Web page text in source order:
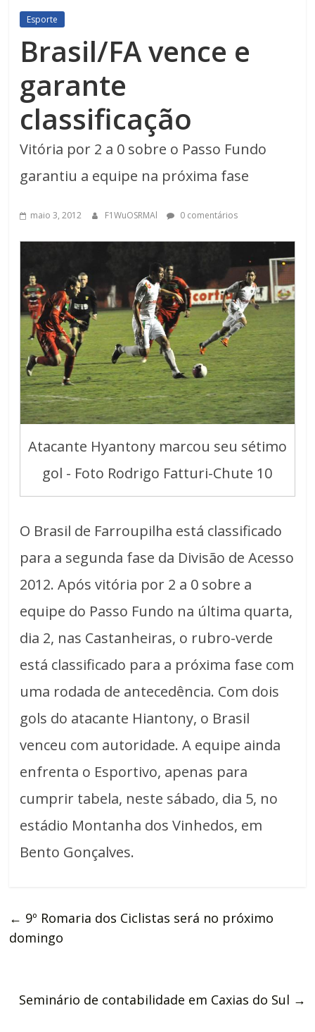
Esporte
Brasil/FA vence e
garante
classificação
Vitória por 2 a 0 sobre o Passo Fundo
garantiu a equipe na próxima fase
maio 3, 2012 F1WuOSRMAl 0 comentários
Atacante Hyantony marcou seu sétimo
gol - Foto Rodrigo Fatturi-Chute 10
O Brasil de Farroupilha está classificado
para a segunda fase da Divisão de Acesso
2012. Após vitória por 2 a 0 sobre a
equipe do Passo Fundo na última quarta,
dia 2, nas Castanheiras, o rubro-verde
está classificado para a próxima fase com
uma rodada de antecedência. Com dois
gols do atacante Hiantony, o Brasil
venceu com autoridade. A equipe ainda
enfrenta o Esportivo, apenas para
cumprir tabela, neste sábado, dia 5, no
estádio Montanha dos Vinhedos, em
Bento Gonçalves.
← 9º Romaria dos Ciclistas será no próximo
domingo
Seminário de contabilidade em Caxias do Sul →